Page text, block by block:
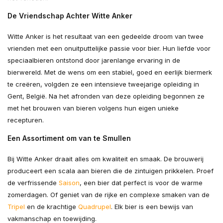
De Vriendschap Achter Witte Anker
Witte Anker is het resultaat van een gedeelde droom van twee
vrienden met een onuitputtelijke passie voor bier. Hun liefde voor
speciaalbieren ontstond door jarenlange ervaring in de
bierwereld. Met de wens om een stabiel, goed en eerlijk biermerk
te creëren, volgden ze een intensieve tweejarige opleiding in
Gent, België. Na het afronden van deze opleiding begonnen ze
met het brouwen van bieren volgens hun eigen unieke
recepturen.
Een Assortiment om van te Smullen
Bij Witte Anker draait alles om kwaliteit en smaak. De brouwerij
produceert een scala aan bieren die de zintuigen prikkelen. Proef
de verfrissende Saison, een bier dat perfect is voor de warme
zomerdagen. Of geniet van de rijke en complexe smaken van de
Tripel en de krachtige Quadrupel. Elk bier is een bewijs van
vakmanschap en toewijding.